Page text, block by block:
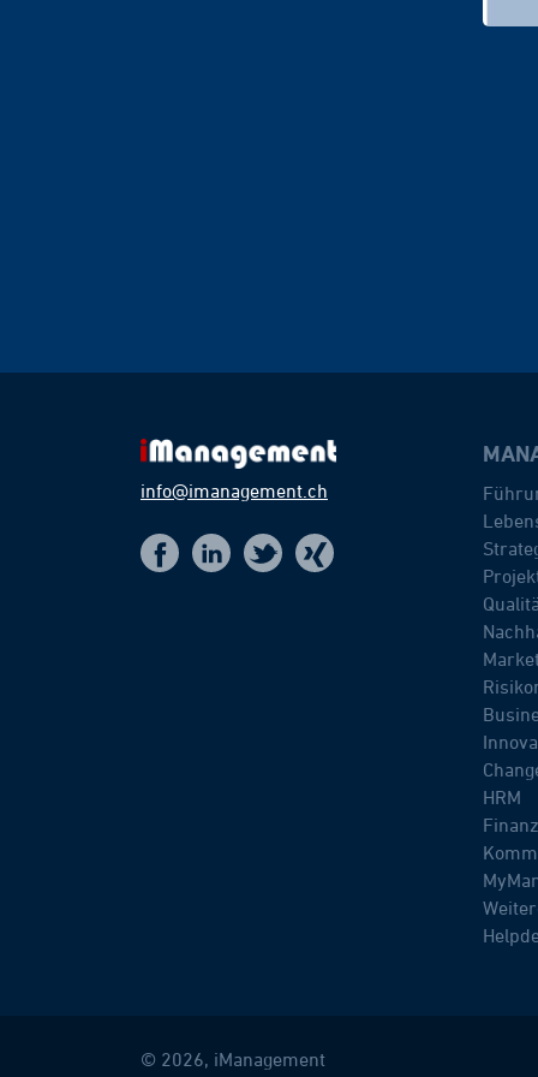
info@imanagement.ch
f i t x
HRM
© 2026, iManagement